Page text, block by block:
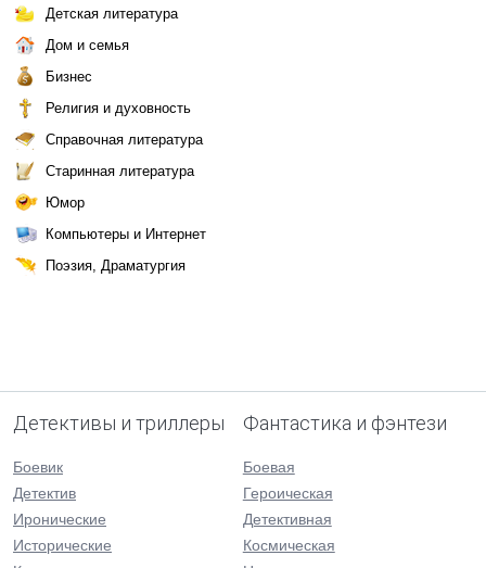
Детская литература
Дом и семья
Бизнес
Религия и духовность
Справочная литература
Старинная литература
Юмор
Компьютеры и Интернет
Поэзия, Драматургия
Детективы и триллеры
Боевик
Детектив
Иронические
Исторические
Фантастика и фэнтези
Боевая
Героическая
Детективная
Космическая